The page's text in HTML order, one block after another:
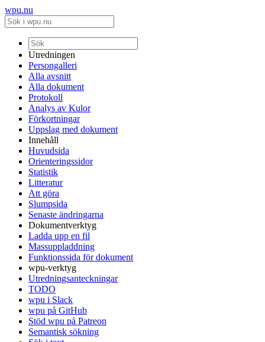
wpu.nu
Utredningen
Persongalleri
Alla avsnitt
Alla dokument
Protokoll
Analys av Kulor
Förkortningar
Uppslag med dokument
Innehåll
Huvudsida
Orienteringssidor
Statistik
Litteratur
Att göra
Slumpsida
Senaste ändringarna
Dokumentverktyg
Ladda upp en fil
Massuppladdning
Funktionssida för dokument
wpu-verktyg
Utredningsanteckningar
TODO
wpu i Slack
wpu på GitHub
Stöd wpu på Patreon
Semantisk sökning